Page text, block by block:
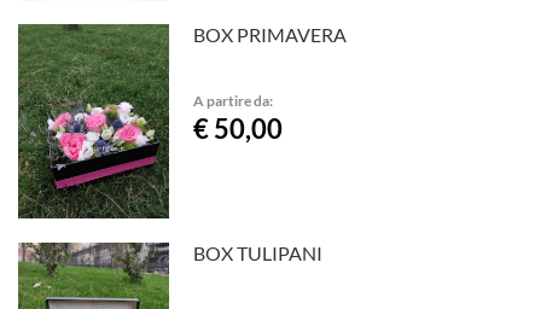
BOX PRIMAVERA
A partire da:
€ 50,00
BOX TULIPANI